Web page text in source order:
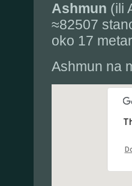
Ashmun (ili
≈82507
oko 17
Ashmun na